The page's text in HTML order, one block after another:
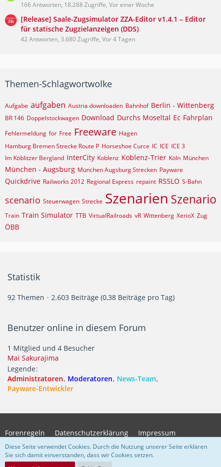
166 Antworten, 18.288 Zugriffe, Vor einer Woche
[Release] Saale-Zugsimulator ZZA-Editor v1.4.1 – Editor
für statische Zugzielanzeigen (DDS)
42 Antworten, 3.680 Zugriffe, Vor 4 Tagen
Themen-Schlagwortwolke
Aufgabe aufgaben Austria downloaden Bahnhof Berlin - Wittenberg
BR 146 Doppelstockwagen Download Durchs Moseltal Ec Fahrplan
Fehlermeldung for Free Freeware Hagen
Hamburg Bremen Strecke Route P Horseshoe Curce IC ICE ICE 3
Im Köblitzer Bergland InterCity Koblenz Koblenz-Trier Köln München
München - Augsburg München Augsburg Strecken Payware
Quickdrive Railworks 2012 Regional Express repaint RSSLO S-Bahn
scenario Steuerwagen Strecke Szenarien Szenario
Train Train Simulator TTB VirtualRailroads vR Wittenberg XerioX Zug
ÖBB
Statistik
92 Themen 2.603 Beiträge (0,38 Beiträge pro Tag)
Benutzer online in diesem Forum
1 Mitglied und 4 Besucher
Mai Sakurajima
Legende
Administratoren Moderatoren News-Team
Payware-Entwickler
Forenregeln Datenschutzerklärung Impressum
Diese Seite verwendet Cookies. Durch die Nutzung unserer Seite erklären
Sie sich damit einverstanden, dass wir Cookies setzen.